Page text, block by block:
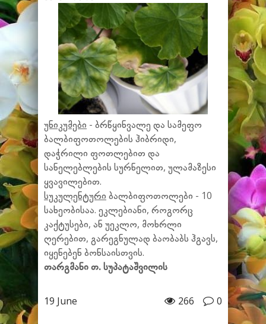
უნიკუმები - ბრწყინვალე და სამეფო
ბალბიფოთოლების ჰიბრიდი,
დაჭრილი ფოთლებით და
სანელებლების სურნელით, ულამაზესი
ყვავილებით.
სუკულენტური ბალბიფოთოლები - 10
სახეობისაა. ეკლებიანი, როგორც
კაქტუსები, ან უეკლო, მოხრლი
ღერებით, გარეგნულად ბაობაბს ჰგავს,
იყენებენ ბონსაისთვის.
თარგმანი თ. სუპატაშვილის
19 June 0
266